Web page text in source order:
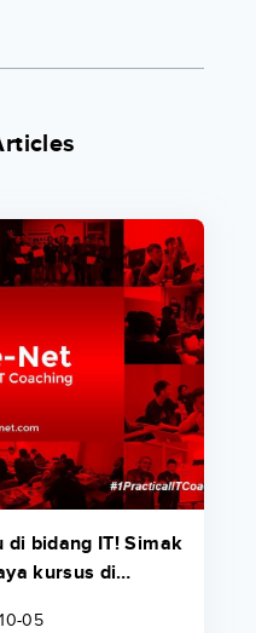
di bidang IT! Simak
kursus di
05